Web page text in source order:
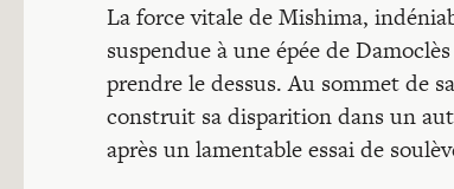
La force vitale de Mishima,
suspendue à une épée de
prendre le dessus. Au sommet de
construit sa disparition dans un
après un lamentable essai de